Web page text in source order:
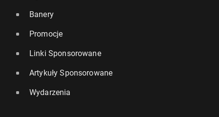
Banery
Promocje
Linki Sponsorowane
Artykuły Sponsorowane
Wydarzenia